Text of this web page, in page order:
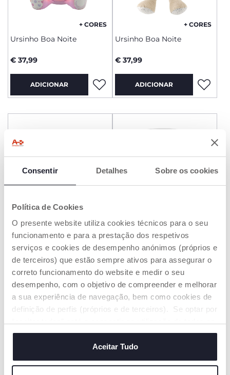
Consentir Detalhes Sobre os cookies
Política de Cookies
O presente website utiliza cookies técnicos para o seu
funcionamento e para a prestação dos respetivos
serviços e cookies de desempenho anónimos (próprios e
de terceiros) que estão sempre ativos para assegurar o
correto funcionamento do website e medir o seu
desempenho, com o objetivo de compreender e melhorar
a sua experiência de navegação, bem como cookies de
definição de perfis (próprios e de terceiros). Se optar por
cookies. Se quiser saber mais, alterar ou revogar o
consentimento de todos ou de alguns cookies, clique em
"mostrar detalhes". Ao fechar este aviso, está a
Aceitar Tudo
+ CORES
Ursinho Boa Noite
€ 37,99
ADICIONAR
+ CORES
Ursinho Boa Noite
€ 37,99
ADICIONAR
+ CORES
Ursinho Boa Noite
€ 37,99
Basket 1 2 3
€ 36,99